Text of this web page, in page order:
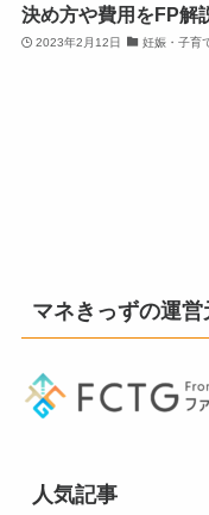
決め方や費用をFP解
2023年2月12日 妊娠・子育
マネきっずの運
人気記事